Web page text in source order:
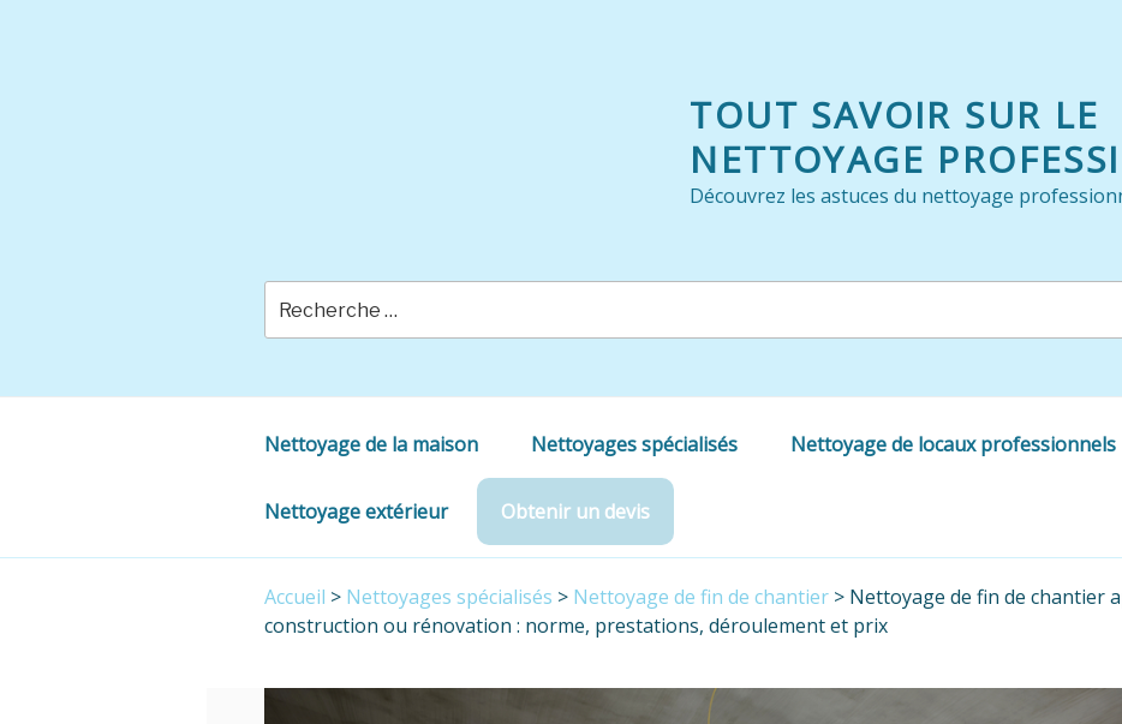
TOUT SAVOIR SUR LE
NETTOYAGE
Découvrez les astuces du nettoyage
Nettoyage de la maison Nettoyages spécialisés Nettoyage de locaux professionnels
Nettoyage extérieur Obtenir un devis
Accueil > Nettoyages spécialisés > Nettoyage de fin de chantier > Nettoyage de fin de chantier
construction ou rénovation : norme, prestations, déroulement et prix